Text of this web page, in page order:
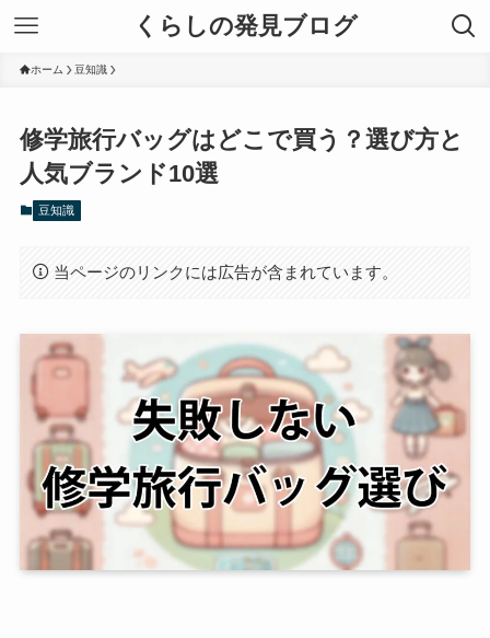
くらしの発見ブログ
ホーム 豆知識
修学旅行バッグはどこで買う？選び方と
人気ブランド10選
豆知識
当ページのリンクには広告が含まれています。